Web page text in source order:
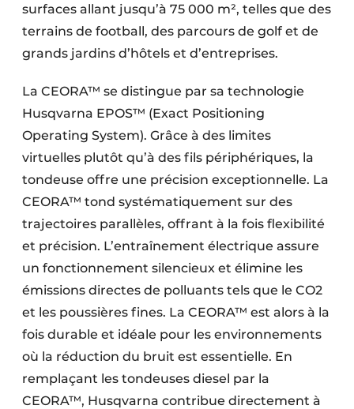
surfaces allant jusqu’à 75 000 m², telles que des
terrains de football, des parcours de golf et de
grands jardins d’hôtels et d’entreprises.
La CEORA™ se distingue par sa technologie
Husqvarna EPOS™ (Exact Positioning
Operating System). Grâce à des limites
virtuelles plutôt qu’à des fils périphériques, la
tondeuse offre une précision exceptionnelle. La
CEORA™ tond systématiquement sur des
trajectoires parallèles, offrant à la fois flexibilité
et précision. L’entraînement électrique assure
un fonctionnement silencieux et élimine les
émissions directes de polluants tels que le CO2
et les poussières fines. La CEORA™ est alors à la
fois durable et idéale pour les environnements
où la réduction du bruit est essentielle. En
remplaçant les tondeuses diesel par la
CEORA™, Husqvarna contribue directement à